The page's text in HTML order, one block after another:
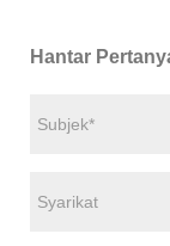
Hantar